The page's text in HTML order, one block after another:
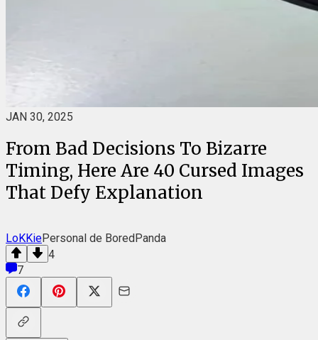
JAN 30, 2025
From Bad Decisions To Bizarre
Timing, Here Are 40 Cursed Images
That Defy Explanation
LoKKiePersonal de BoredPanda
4
7